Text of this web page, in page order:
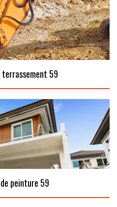
terrassement 59
peinture 59